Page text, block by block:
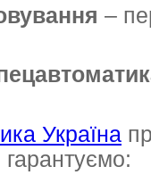
–
Україна